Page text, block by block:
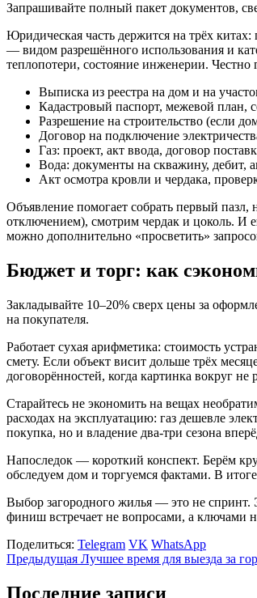
Запрашивайте полный пакет документов,
Юридическая часть держится на трёх
— видом разрешённого использования и
теплопотери, состояние инженерии.
Выписка из реестра на дом и на
Кадастровый паспорт, межевой план,
Разрешение на строительство (если
Договор на подключение
Газ: проект, акт ввода, договор
Вода: документы на скважину, дебит,
Акт осмотра кровли и чердака,
Объявление помогает собрать первый пазл,
отключением), смотрим чердак и цоколь. И
можно дополнительно «просветить»
Бюджет и торг: как
Закладывайте 10–20% сверх цены за
на покупателя.
Работает сухая арифметика: стоимость
смету. Если объект висит дольше трёх
договорённостей, когда картинка вокруг
Старайтесь не экономить на вещах
расходах на эксплуатацию: газ дешевле
покупка, но и владение два-три сезона
Напоследок — короткий конспект. Берём
обследуем дом и торгуемся фактами. В
Выбор загородного жилья — это не спринт.
финиш встречает не вопросами, а ключами
Поделиться: Telegram VK WhatsApp
Предыдущая Лучшее время для выезда за
Последние записи